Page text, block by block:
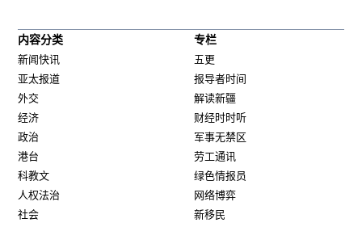
内容分类
新闻快讯
亚太报道
外交
经济
政治
港台
科教文
人权法治
社会
专栏
五更
报导者时间
解读新疆
财经时时听
军事无禁区
劳工通讯
绿色情报员
网络博弈
新移民